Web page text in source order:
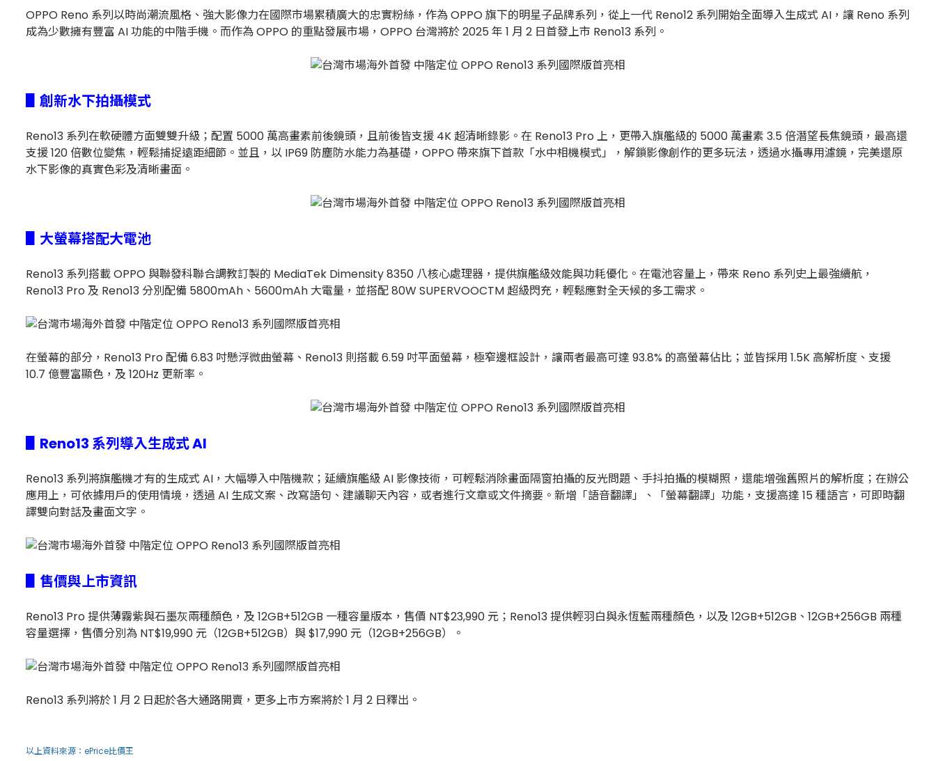
OPPO Reno 系列以時尚潮流風格、強大影像力在國際市場累積廣大的忠實粉絲，作為 OPPO 旗下的明星子品牌系列，從上一代 Reno12 系列開始全面導入生成式 AI，讓 Reno 系列
成為少數擁有豐富 AI 功能的中階手機。而作為 OPPO 的重點發展市場，OPPO 台灣將於 2025 年 1 月 2 日首發上市 Reno13 系列。
▋創新水下拍攝模式
Reno13 系列在軟硬體方面雙雙升級；配置 5000 萬高畫素前後鏡頭，且前後皆支援 4K 超清晰錄影。在 Reno13 Pro 上，更帶入旗艦級的 5000 萬畫素 3.5 倍潛望長焦鏡頭，最高還
支援 120 倍數位變焦，輕鬆捕捉遠距細節。並且，以 IP69 防塵防水能力為基礎，OPPO 帶來旗下首款「水中相機模式」，解鎖影像創作的更多玩法，透過水攝專用濾鏡，完美還原
水下影像的真實色彩及清晰畫面。
▋大螢幕搭配大電池
Reno13 系列搭載 OPPO 與聯發科聯合調教訂製的 MediaTek Dimensity 8350 八核心處理器，提供旗艦級效能與功耗優化。在電池容量上，帶來 Reno 系列史上最強續航，
Reno13 Pro 及 Reno13 分別配備 5800mAh、5600mAh 大電量，並搭配 80W SUPERVOOCTM 超級閃充，輕鬆應對全天候的多工需求。
在螢幕的部分，Reno13 Pro 配備 6.83 吋懸浮微曲螢幕、Reno13 則搭載 6.59 吋平面螢幕，極窄邊框設計，讓兩者最高可達 93.8% 的高螢幕佔比；並皆採用 1.5K 高解析度、支援
10.7 億豐富顯色，及 120Hz 更新率。
▋Reno13 系列導入生成式 AI
Reno13 系列將旗艦機才有的生成式 AI，大幅導入中階機款；延續旗艦級 AI 影像技術，可輕鬆消除畫面隔窗拍攝的反光問題、手抖拍攝的模糊照，還能增強舊照片的解析度；在辦公
應用上，可依據用戶的使用情境，透過 AI 生成文案、改寫語句、建議聊天內容，或者進行文章或文件摘要。新增「語音翻譯」、「螢幕翻譯」功能，支援高達 15 種語言，可即時翻
譯雙向對話及畫面文字。
▋售價與上市資訊
Reno13 Pro 提供薄霧紫與石墨灰兩種顏色，及 12GB+512GB 一種容量版本，售價 NT$23,990 元；Reno13 提供輕羽白與永恆藍兩種顏色，以及 12GB+512GB、12GB+256GB 兩種
容量選擇，售價分別為 NT$19,990 元（12GB+512GB）與 $17,990 元（12GB+256GB）。
Reno13 系列將於 1 月 2 日起於各大通路開賣，更多上市方案將於 1 月 2 日釋出。
以上資料來源： ePrice比價王